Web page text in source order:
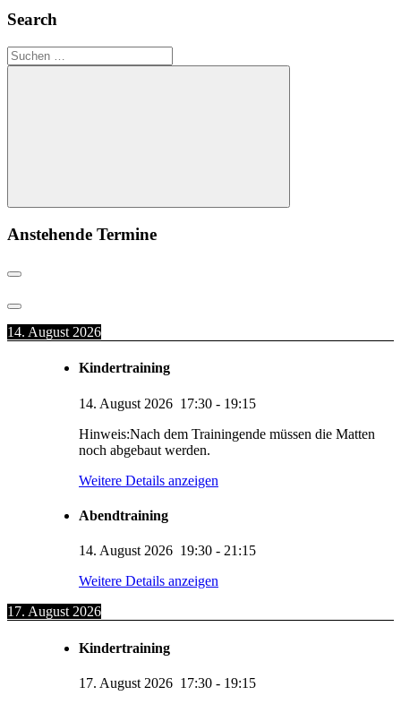
Search
Suchen
nach:
Suchen
Anstehende Termine
14. August 2026
Kindertraining
14. August 2026 17:30 - 19:15
Hinweis:Nach dem Trainingende müssen die Matten
noch abgebaut werden.
Weitere Details anzeigen
Abendtraining
14. August 2026 19:30 - 21:15
Weitere Details anzeigen
17. August 2026
Kindertraining
17. August 2026 17:30 - 19:15